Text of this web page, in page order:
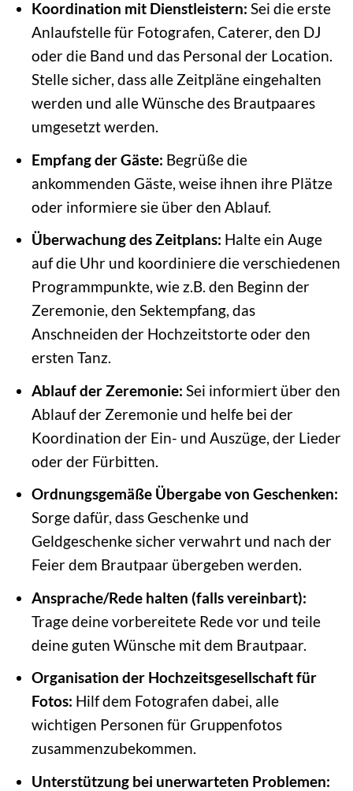
Koordination mit Dienstleistern: Sei die erste
Anlaufstelle für Fotografen, Caterer, den DJ
oder die Band und das Personal der Location.
Stelle sicher, dass alle Zeitpläne eingehalten
werden und alle Wünsche des Brautpaares
umgesetzt werden.
Empfang der Gäste: Begrüße die
ankommenden Gäste, weise ihnen ihre Plätze
oder informiere sie über den Ablauf.
Überwachung des Zeitplans: Halte ein Auge
auf die Uhr und koordiniere die verschiedenen
Programmpunkte, wie z.B. den Beginn der
Zeremonie, den Sektempfang, das
Anschneiden der Hochzeitstorte oder den
ersten Tanz.
Ablauf der Zeremonie: Sei informiert über den
Ablauf der Zeremonie und helfe bei der
Koordination der Ein- und Auszüge, der Lieder
oder der Fürbitten.
Ordnungsgemäße Übergabe von Geschenken:
Sorge dafür, dass Geschenke und
Geldgeschenke sicher verwahrt und nach der
Feier dem Brautpaar übergeben werden.
Ansprache/Rede halten (falls vereinbart):
Trage deine vorbereitete Rede vor und teile
deine guten Wünsche mit dem Brautpaar.
Organisation der Hochzeitsgesellschaft für
Fotos: Hilf dem Fotografen dabei, alle
wichtigen Personen für Gruppenfotos
zusammenzubekommen.
Unterstützung bei unerwarteten Problemen: